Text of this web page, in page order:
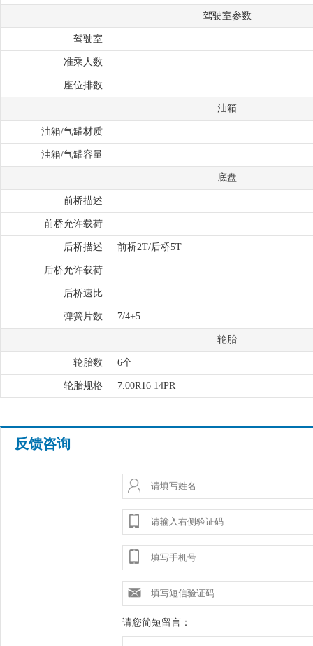
驾驶室参数
驾驶室
准乘人数
座位排数
油箱
油箱/气罐材质
油箱/气罐容量
底盘
前桥描述
前桥允许载荷
后桥描述 前桥2T/后桥5T
后桥允许载荷
后桥速比
弹簧片数 7/4+5
轮胎
轮胎数 6个
轮胎规格 7.00R16 14PR
反馈咨询
请您简短留言：